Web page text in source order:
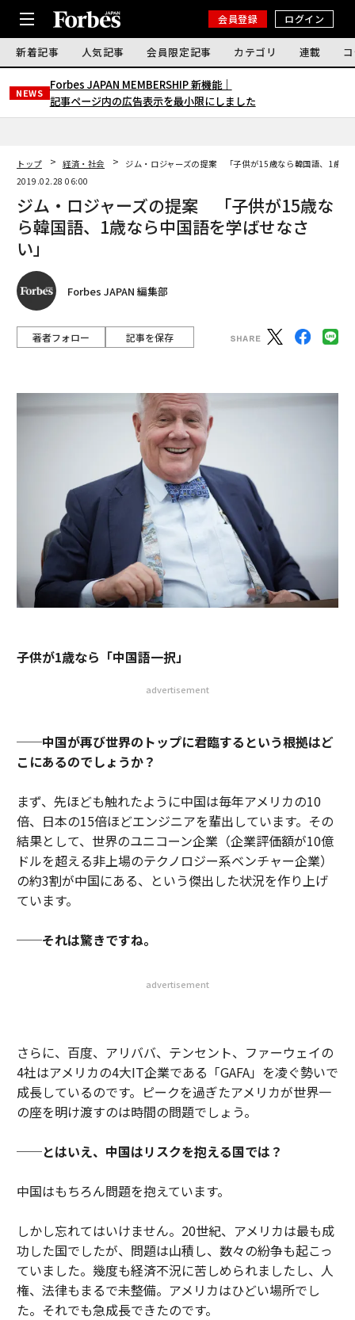
会員登録 ログイン
新着記事 人気記事 会員限定記事 カテゴリ 連載
NEWS
Forbes JAPAN MEMBERSHIP 新機能｜
記事ページ内の広告表示を最小限にしました
トップ 経済・社会
ジム・ロジャーズの提案 「子供が15歳なら韓国語、1歳な
2019.02.28 06:00
ジム・ロジャーズの提案 「子供が15歳な
ら韓国語、1歳なら中国語を学ばせなさ
い」
Forbes JAPAN 編集部
著者フォロー 記事を保存
子供が1歳なら「中国語一択」
advertisement
──中国が再び世界のトップに君臨するという根拠はど
こにあるのでしょうか？
まず、先ほども触れたように中国は毎年アメリカの10
倍、日本の15倍ほどエンジニアを輩出しています。その
結果として、世界のユニコーン企業（企業評価額が10億
ドルを超える非上場のテクノロジー系ベンチャー企業）
の約3割が中国にある、という傑出した状況を作り上げ
ています。
──それは驚きですね。
advertisement
さらに、百度、アリババ、テンセント、ファーウェイの
4社はアメリカの4大IT企業である「GAFA」を凌ぐ勢いで
成長しているのです。ピークを過ぎたアメリカが世界一
の座を明け渡すのは時間の問題でしょう。
──とはいえ、中国はリスクを抱える国では？
中国はもちろん問題を抱えています。
しかし忘れてはいけません。20世紀、アメリカは最も成
功した国でしたが、問題は山積し、数々の紛争も起こっ
ていました。幾度も経済不況に苦しめられましたし、人
権、法律もまるで未整備。アメリカはひどい場所でし
た。それでも急成長できたのです。